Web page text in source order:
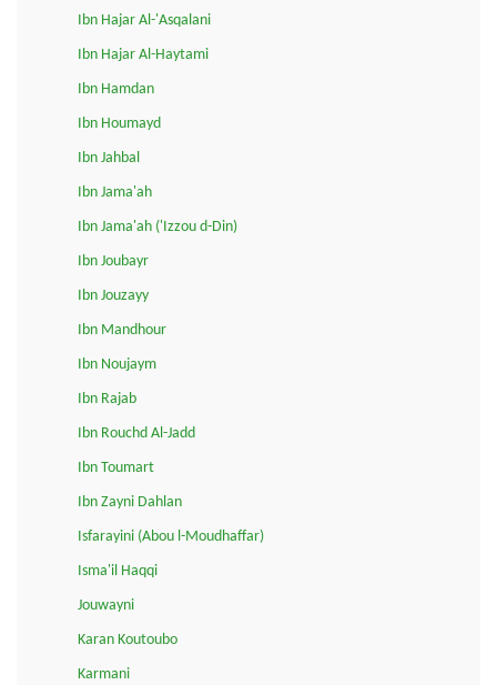
Ibn Hajar Al-'Asqalani
Ibn Hajar Al-Haytami
Ibn Hamdan
Ibn Houmayd
Ibn Jahbal
Ibn Jama'ah
Ibn Jama'ah ('Izzou d-Din)
Ibn Joubayr
Ibn Jouzayy
Ibn Mandhour
Ibn Noujaym
Ibn Rajab
Ibn Rouchd Al-Jadd
Ibn Toumart
Ibn Zayni Dahlan
Isfarayini (Abou l-Moudhaffar)
Isma'il Haqqi
Jouwayni
Karan Koutoubo
Karmani